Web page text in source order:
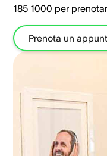
185 1000 per
Prenota un